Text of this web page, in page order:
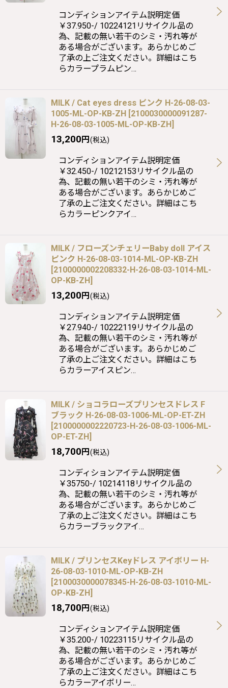
コンディションアイテム説明定価
￥37.950-/ 10224121リサイクル品の
為、記載の無い若干のシミ・汚れ等が
ある場合がございます。あらかじめご
了承の上ご注文ください。詳細はこち
らカラープラムピン…
MILK / Cat eyes dress ピンク H-26-08-03-
1005-ML-OP-KB-ZH [2100030000091287-
H-26-08-03-1005-ML-OP-KB-ZH]
13,200円(税込)
コンディションアイテム説明定価
￥32.450-/ 10212153リサイクル品の
為、記載の無い若干のシミ・汚れ等が
ある場合がございます。あらかじめご
了承の上ご注文ください。詳細はこち
らカラーピンクアイ…
MILK / フローズンチェリーBaby doll アイス
ピンク H-26-08-03-1014-ML-OP-KB-ZH
[2100000002208332-H-26-08-03-1014-ML-
OP-KB-ZH]
13,200円(税込)
コンディションアイテム説明定価
￥27.940-/ 10222119リサイクル品の
為、記載の無い若干のシミ・汚れ等が
ある場合がございます。あらかじめご
了承の上ご注文ください。詳細はこち
らカラーアイスピン…
MILK / ショコラローズプリンセスドレス F
ブラック H-26-08-03-1006-ML-OP-ET-ZH
[2100000002220723-H-26-08-03-1006-ML-
OP-ET-ZH]
18,700円(税込)
コンディションアイテム説明定価
￥35750-/ 10214118リサイクル品の
為、記載の無い若干のシミ・汚れ等が
ある場合がございます。あらかじめご
了承の上ご注文ください。詳細はこち
らカラーブラックアイ…
MILK / プリンセスKeyドレス アイボリー H-
26-08-03-1010-ML-OP-KB-ZH
[2100030000078345-H-26-08-03-1010-ML-
OP-KB-ZH]
18,700円(税込)
コンディションアイテム説明定価
￥35.200-/ 10223115リサイクル品の
為、記載の無い若干のシミ・汚れ等が
ある場合がございます。あらかじめご
了承の上ご注文ください。詳細はこち
らカラーアイボリー…